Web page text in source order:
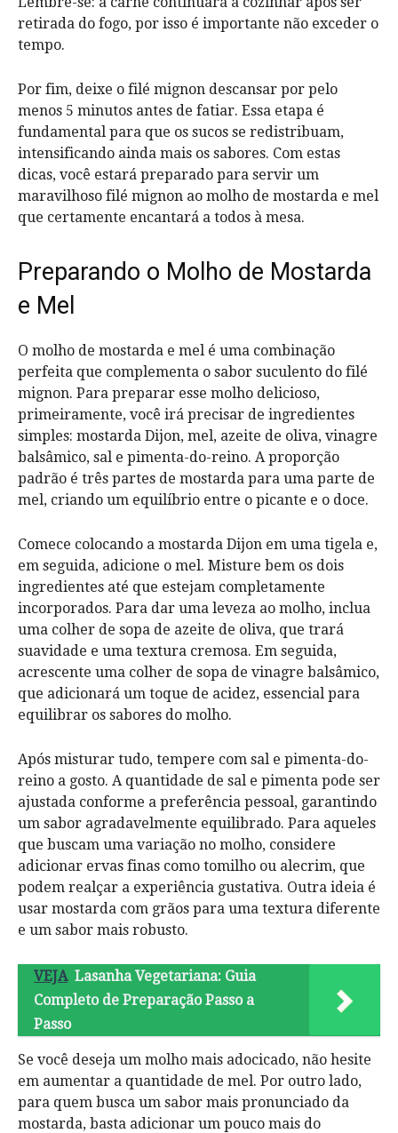
retirada do fogo, por isso é importante não exceder o
tempo.
Por fim, deixe o filé mignon descansar por pelo
menos 5 minutos antes de fatiar. Essa etapa é
fundamental para que os sucos se redistribuam,
intensificando ainda mais os sabores. Com estas
dicas, você estará preparado para servir um
maravilhoso filé mignon ao molho de mostarda e mel
que certamente encantará a todos à mesa.
Preparando o Molho de Mostarda
e Mel
O molho de mostarda e mel é uma combinação
perfeita que complementa o sabor suculento do filé
mignon. Para preparar esse molho delicioso,
primeiramente, você irá precisar de ingredientes
simples: mostarda Dijon, mel, azeite de oliva, vinagre
balsâmico, sal e pimenta-do-reino. A proporção
padrão é três partes de mostarda para uma parte de
mel, criando um equilíbrio entre o picante e o doce.
Comece colocando a mostarda Dijon em uma tigela e,
em seguida, adicione o mel. Misture bem os dois
ingredientes até que estejam completamente
incorporados. Para dar uma leveza ao molho, inclua
uma colher de sopa de azeite de oliva, que trará
suavidade e uma textura cremosa. Em seguida,
acrescente uma colher de sopa de vinagre balsâmico,
que adicionará um toque de acidez, essencial para
equilibrar os sabores do molho.
Após misturar tudo, tempere com sal e pimenta-do-
reino a gosto. A quantidade de sal e pimenta pode ser
ajustada conforme a preferência pessoal, garantindo
um sabor agradavelmente equilibrado. Para aqueles
que buscam uma variação no molho, considere
adicionar ervas finas como tomilho ou alecrim, que
podem realçar a experiência gustativa. Outra ideia é
usar mostarda com grãos para uma textura diferente
e um sabor mais robusto.
VEJA Lasanha Vegetariana: Guia
Completo de Preparação Passo a
Passo
Se você deseja um molho mais adocicado, não hesite
em aumentar a quantidade de mel. Por outro lado,
para quem busca um sabor mais pronunciado da
mostarda, basta adicionar um pouco mais do